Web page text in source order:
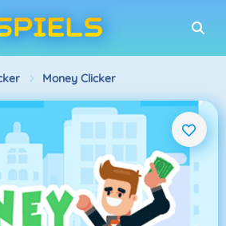
Money Clicker